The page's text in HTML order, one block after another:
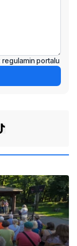
portalu